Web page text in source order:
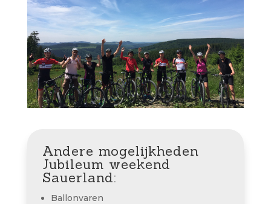
Andere mogelijkheden
Jubileum weekend
Sauerland:
Ballonvaren